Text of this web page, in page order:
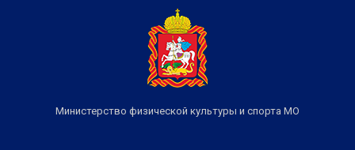
Министерство физической культуры и спорта МО